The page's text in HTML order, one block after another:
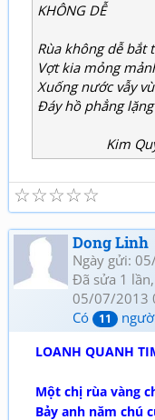
KHÔNG DỄ
Rùa không dễ bắt
Vợt kia mỏng
Xuống nước vẫy
Đáy hồ phẳng
Kim
☆
☆
☆
☆
☆
Dong Linh
Ngày gửi:
Đã sửa 1
05/07/2013
Có
11
LOANH QUANH
Một chị rùa vàng
Bảy anh năm chú